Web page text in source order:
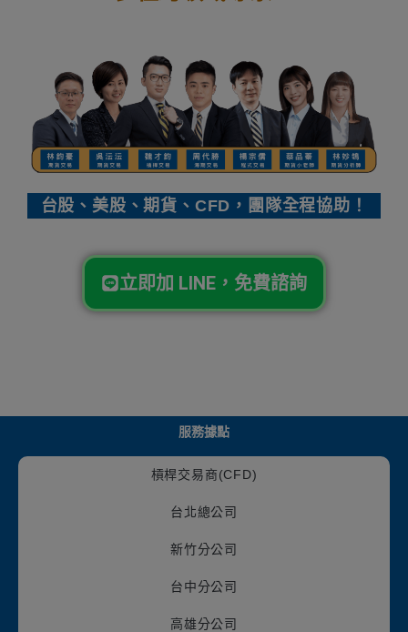
台股、美股、期貨、CFD，團隊全程協助！
立即加 LINE，免費諮詢
服務據點
槓桿交易商(CFD)
台北總公司
新竹分公司
台中分公司
高雄分公司